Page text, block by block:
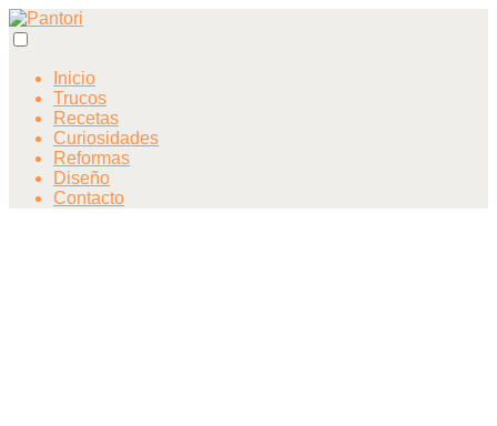
Inicio
Trucos
Recetas
Curiosidades
Reformas
Diseño
Contacto